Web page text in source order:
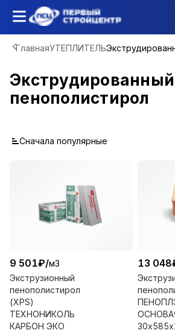
ГлавнаяУТЕПЛИТЕЛЬ
Экструдированный
пенополистирол
Сначала популярные
9 501₽/м3
Экструзионный
пенополистирол
(XPS)
ТЕХНОНИКОЛЬ
КАРБОН ЭКО
13 048